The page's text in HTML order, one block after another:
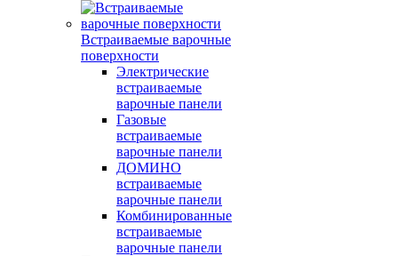
Встраиваемые варочные
поверхности
Электрические
встраиваемые
варочные панели
Газовые
встраиваемые
варочные панели
ДОМИНО
встраиваемые
варочные панели
Комбинированные
встраиваемые
варочные панели